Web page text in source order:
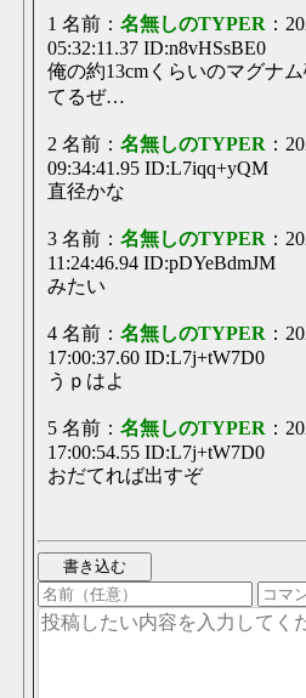
1 名前： 名無しのTYPER ：
05:32:11.37 ID:n8vHSsBE0
俺の約13cmくらいのマグナ
てるぜ…
2 名前： 名無しのTYPER ：
09:34:41.95 ID:L7iqq+yQM
直径かな
3 名前： 名無しのTYPER ：
11:24:46.94 ID:pDYeBdmJM
みたい
4 名前： 名無しのTYPER ：
17:00:37.60 ID:L7j+tW7D0
うｐはよ
5 名前： 名無しのTYPER ：
17:00:54.55 ID:L7j+tW7D0
おだてれば出すぞ